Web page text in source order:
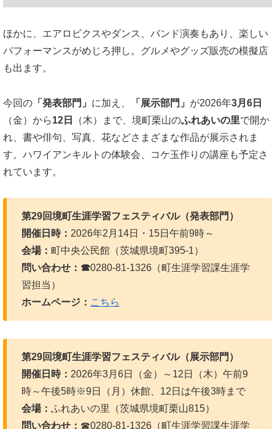
ほかに、エアロビクスやダンス、バンド演奏もあり、楽しい
パフォーマンスがめじろ押し。グルメやグッズ販売の模擬店
も出ます。
今回の 「発表部門」 に加え、 「展示部門」 が2026年3月6日
（金）から12日 （木）まで、境町栗山のふれあいの里で開か
れ、書や俳句、写真、花などさまざまな作品が展示されま
す。ハワイアンキルトの体験会、コケ玉作りの講座も予定さ
れています。
第29回境町生涯学習フェスティバル（発表部門）
開催日時： 2026年2月14日・15日午前9時～
会場： 町中央公民館（茨城県境町395-1）
問い合わせ：☎0280-81-1326（町生涯学習課生涯学
習担当）
ホームページ： こちら
第29回境町生涯学習フェスティバル（展示部門）
開催日時： 2026年3月6日（金）～12日（木）午前9
時～午後5時※9日（月）休館、12日は午後3時まで
会場： ふれあいの里（茨城県境町栗山815）
問い合わせ： ☎0280-81-1326（町生涯学習課生涯学